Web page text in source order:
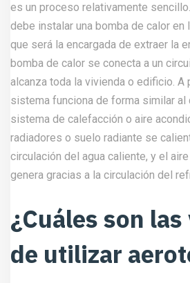
es un proceso relativamente
debe instalar una bomba de calor en
que será la encargada de extraer la
bomba de calor se conecta a un
alcanza toda la vivienda o edificio. A
sistema funciona de forma similar al
sistema de calefacción o aire
radiadores o suelo radiante se
circulación del agua caliente, y el
genera gracias a la circulación del
¿Cuáles son
de utilizar